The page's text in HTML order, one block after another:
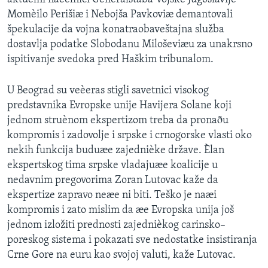
Momèilo Perišiæ i Nebojša Pavkoviæ demantovali
špekulacije da vojna konatraobaveštajna služba
dostavlja podatke Slobodanu Miloševiæu za unakrsno
ispitivanje svedoka pred Haškim tribunalom.
U Beograd su veèeras stigli savetnici visokog
predstavnika Evropske unije Havijera Solane koji
jednom struènom ekspertizom treba da pronaðu
kompromis i zadovolje i srpske i crnogorske vlasti oko
nekih funkcija buduæe zajednièke države. Èlan
ekspertskog tima srpske vladajuæe koalicije u
nedavnim pregovorima Zoran Lutovac kaže da
ekspertize zapravo neæe ni biti. Teško je naæi
kompromis i zato mislim da æe Evropska unija još
jednom izložiti prednosti zajednièkog carinsko–
poreskog sistema i pokazati sve nedostatke insistiranja
Crne Gore na euru kao svojoj valuti, kaže Lutovac.